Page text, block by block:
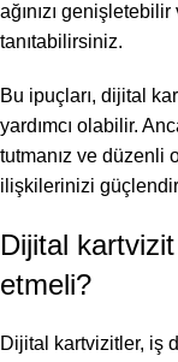
ağınızı
tanıtabilirsiniz.
Bu ipuçları, dijital
yardımcı olabilir.
tutmanız ve düzenli
ilişkilerinizi
Dijital
etmeli?
Dijital kartvizitler, iş